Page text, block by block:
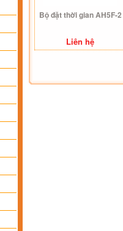
Bộ đặt thời gian AH5F-2
Liên hệ